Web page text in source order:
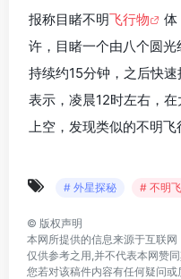
报称目睹不明飞行物
体
许，目睹一个由八个圆光
持续约15分钟，之后快
表示，凌晨12时左右，
上空，发现类似的不明飞
# 外星探秘 # 不明
© 版权声明
本网所提供的信息来源于互联
仅供参考之用,并不代表本网赞
您若对该稿件内容有任何疑问